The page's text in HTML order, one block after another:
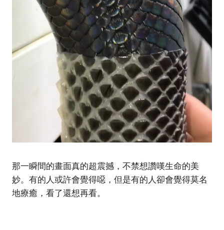
那一瞬間的畫面真的超震撼，不禁想讚嘆生命的美
妙。有的人或許會覺得噁，但是有的人卻會覺得莫名
地療癒，看了還想再看。